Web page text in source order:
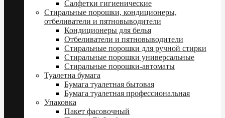
Салфетки гигиенические
Стиральные порошки, кондиционеры,
отбеливатели и пятновыводители
Кондиционеры для белья
Отбеливатели и пятновыводители
Стиральные порошки для ручной стирки
Стиральные порошки универсальные
Стиральные порошки-автоматы
Туалетна бумага
Бумага туалетная бытовая
Бумага туалетная профессиональная
Упаковка
Пакет фасовочный